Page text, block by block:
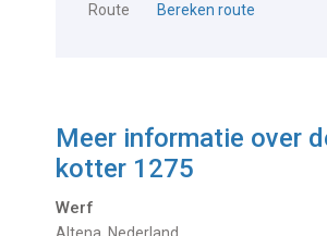
Route
Bereken route
Meer informatie over
kotter 1275
Werf